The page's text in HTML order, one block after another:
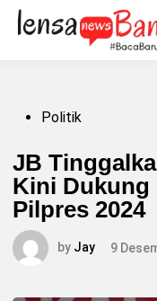
Skip
content
PostedPolitik
JB
Kini Dukung
Pilpres 2024
by Jay 9